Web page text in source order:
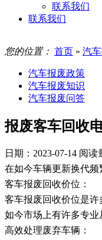
联系我们
联系我们
您的位置： 首页 » 汽
汽车报废政策
汽车报废知识
汽车报废问答
报废客车回收
日期：2023-07-14 阅读
在如今车辆更新换代
客车报废回收价位：
客车报废回收价位是
如今市场上有许多专
高效处理废弃车辆：